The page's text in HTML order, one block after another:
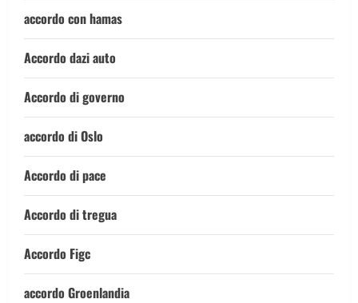
accordo con hamas
Accordo dazi auto
Accordo di governo
accordo di Oslo
Accordo di pace
Accordo di tregua
Accordo Figc
accordo Groenlandia